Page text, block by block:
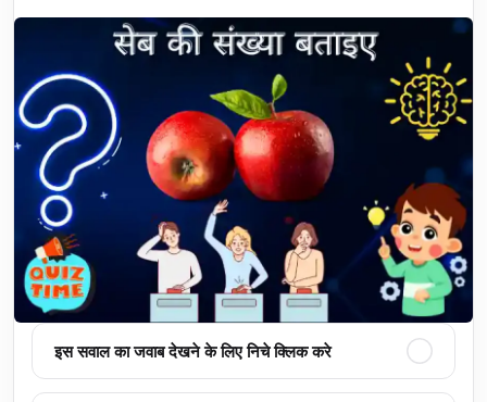
इस सवाल का जवाब देखने के लिए निचे क्लिक करे